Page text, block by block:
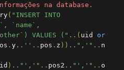
na database.
( "INSERT INTO
`name`,
VALUES (" ..( uid or
. y .. '' .. pos . z )).. ",'" .. n
).. "','" .. pos2 .. "','" .. o